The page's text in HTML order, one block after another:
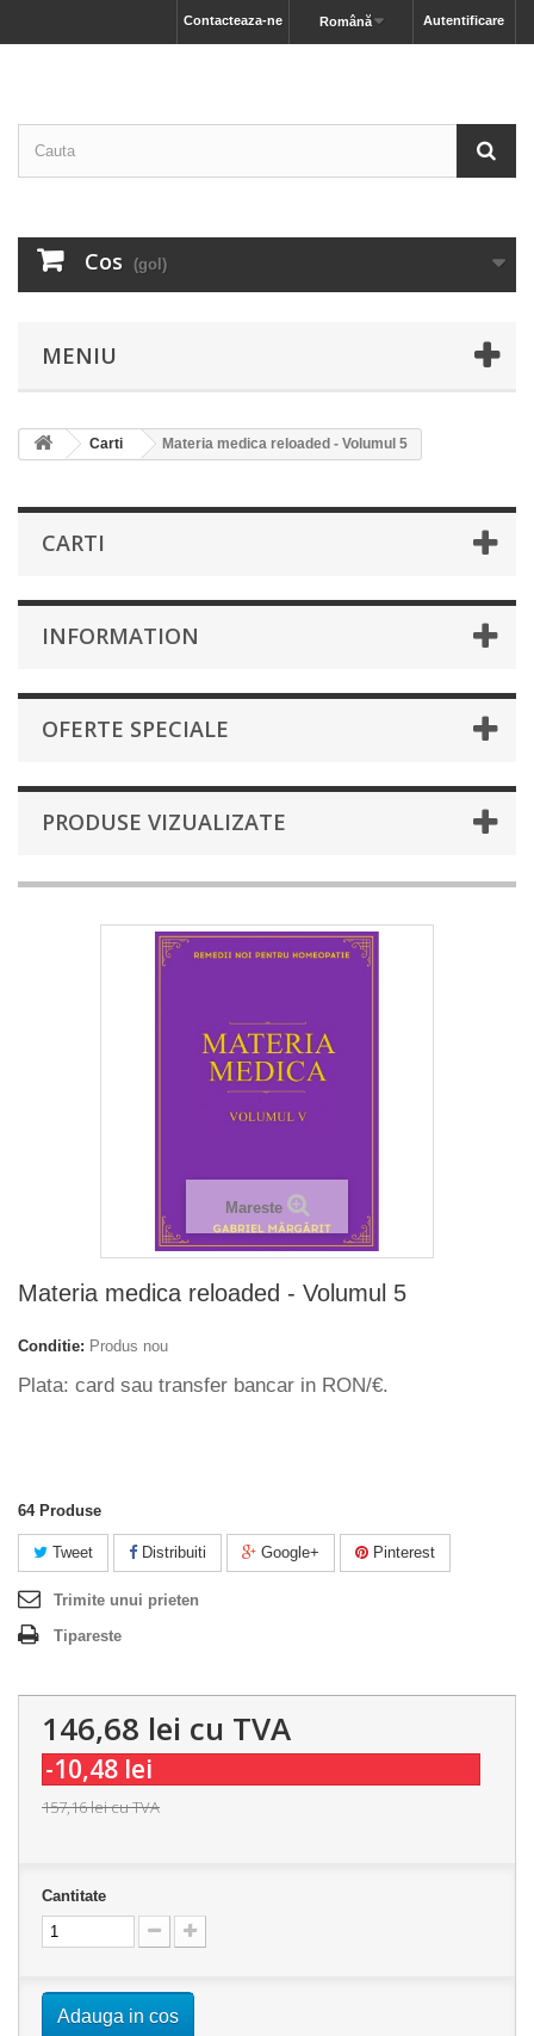
Autentificare
Română
Contacteaza-ne
Cos (gol)
MENIU
Carti Materia medica reloaded - Volumul 5
CARTI
INFORMATION
OFERTE SPECIALE
PRODUSE VIZUALIZATE
Mareste
Materia medica reloaded - Volumul 5
Conditie: Produs nou
Plata: card sau transfer bancar in RON/€.
64 Produse
Tweet Distribuiti Google+ Pinterest
Trimite unui prieten
Tipareste
146,68 lei cu TVA
-10,48 lei
157,16 leicu TVA
Cantitate
Adauga in cos